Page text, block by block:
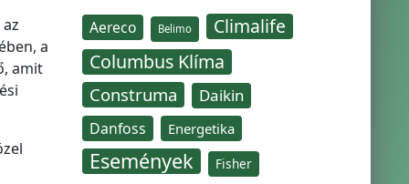
a
amit
Aereco Belimo
Climalife
Columbus Klíma
Construma Daikin
Danfoss Energetika
Események Fisher